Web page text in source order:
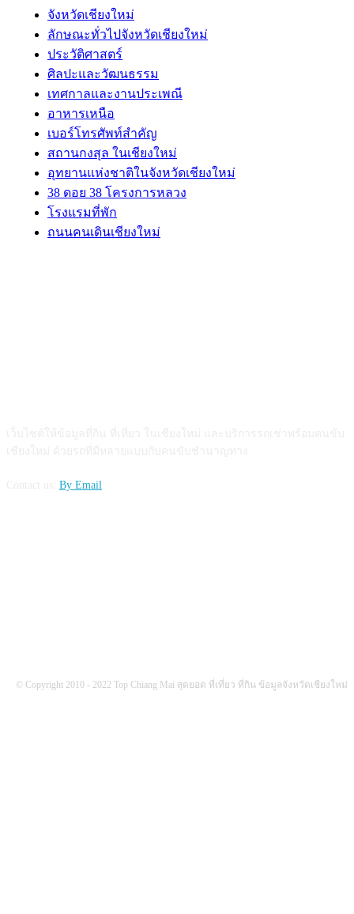
จังหวัดเชียงใหม่
ลักษณะทั่วไปจังหวัดเชียงใหม่
ประวัติศาสตร์
ศิลปะและวัฒนธรรม
เทศกาลและงานประเพณี
อาหารเหนือ
เบอร์โทรศัพท์สำคัญ
สถานกงสุล ในเชียงใหม่
อุทยานแห่งชาติในจังหวัดเชียงใหม่
38 ดอย 38 โครงการหลวง
โรงแรมที่พัก
ถนนคนเดินเชียงใหม่
By Email
© Copyright 2010 - 2022 Top Chiang Mai สุดยอด ที่เที่ยว ที่กิน ข้อมูลจังหวัดเชียงใหม่